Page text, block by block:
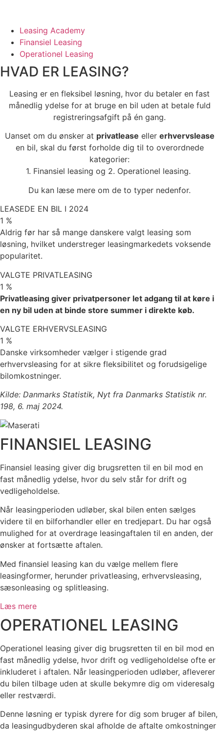
Leasing Academy
Finansiel Leasing
Operationel Leasing
HVAD ER LEASING?
Leasing er en fleksibel løsning, hvor du betaler en fast
månedlig ydelse for at bruge en bil uden at betale fuld
registreringsafgift på én gang.
Uanset om du ønsker at privatlease eller erhvervslease
en bil, skal du først forholde dig til to overordnede
kategorier:
1. Finansiel leasing og 2. Operationel leasing.
Du kan læse mere om de to typer nedenfor.
LEASEDE EN BIL I 2024
1 %
Aldrig før har så mange danskere valgt leasing som
løsning, hvilket understreger leasingmarkedets voksende
popularitet.
VALGTE PRIVATLEASING
1 %
Privatleasing giver privatpersoner let adgang til at køre i
en ny bil uden at binde store summer i direkte køb.
VALGTE ERHVERVSLEASING
1 %
Danske virksomheder vælger i stigende grad
erhvervsleasing for at sikre fleksibilitet og forudsigelige
bilomkostninger.
Kilde: Danmarks Statistik, Nyt fra Danmarks Statistik nr.
198, 6. maj 2024.
FINANSIEL LEASING
Finansiel leasing giver dig brugsretten til en bil mod en
fast månedlig ydelse, hvor du selv står for drift og
vedligeholdelse.
Når leasingperioden udløber, skal bilen enten sælges
videre til en bilforhandler eller en tredjepart. Du har også
mulighed for at overdrage leasingaftalen til en anden, der
ønsker at fortsætte aftalen.
Med finansiel leasing kan du vælge mellem flere
leasingformer, herunder privatleasing, erhvervsleasing,
sæsonleasing og splitleasing.
Læs mere
OPERATIONEL LEASING
Operationel leasing giver dig brugsretten til en bil mod en
fast månedlig ydelse, hvor drift og vedligeholdelse ofte er
inkluderet i aftalen. Når leasingperioden udløber, afleverer
du bilen tilbage uden at skulle bekymre dig om videresalg
eller restværdi.
Denne løsning er typisk dyrere for dig som bruger af bilen,
da leasingudbyderen skal afholde de aftalte omkostninger